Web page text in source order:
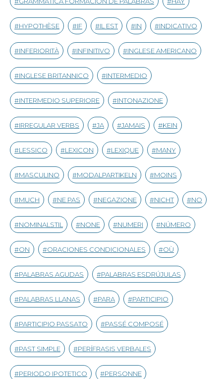
HYPOTHÈSE IF IL EST IN INDICATIVO
INFERIORITÀ INFINITIVO INGLESE AMERICANO
INGLESE BRITANNICO INTERMEDIO
INTERMEDIO SUPERIORE INTONAZIONE
IRREGULAR VERBS JA JAMAIS KEIN
LESSICO LEXICON LEXIQUE MANY
MASCULINO MODALPARTIKELN MOINS
MUCH NE PAS NEGAZIONE NICHT NO
NOMINALSTIL NONE NUMERI NÚMERO
ON ORACIONES CONDICIONALES OÙ
PALABRAS AGUDAS PALABRAS ESDRÚJULAS
PALABRAS LLANAS PARA PARTICIPIO
PARTICIPIO PASSATO PASSÉ COMPOSÉ
PAST SIMPLE PERÍFRASIS VERBALES
PERIODO IPOTETICO PERSONNE